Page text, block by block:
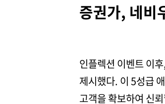
증권가, 네비
인플렉션 이벤트 이
제시했다. 이 5성급
고객을 확보하여 신